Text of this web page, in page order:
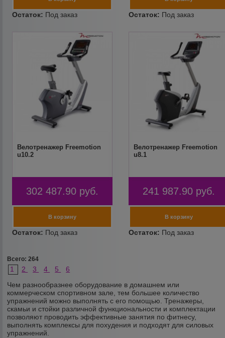
Велотренажер Freemotion
u10.2
302 487.90 руб.
Велотренажер Freemotion
u8.1
241 987.90 руб.
Всего: 264
1 2 3 4 5
6
Чем разнообразнее оборудование в домашнем или
коммерческом спортивном зале, тем большее количество
упражнений можно выполнять с его помощью. Тренажеры,
скамьи и стойки различной функциональности и комплектации
позволяют проводить эффективные занятия по фитнесу,
выполнять комплексы для похудения и подходят для силовых
упражнений.